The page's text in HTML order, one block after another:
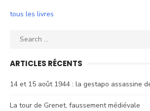
tous les livres
Search
ARTICLES RÉCENTS
14 et 15 août 1944 : la gestapo assassine
La tour de Grenet, faussement médiévale